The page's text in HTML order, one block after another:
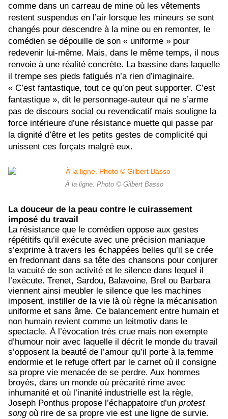
comme dans un carreau de mine où les vêtements
restent suspendus en l’air lorsque les mineurs se sont
changés pour descendre à la mine ou en remonter, le
comédien se dépouille de son « uniforme » pour
redevenir lui-même. Mais, dans le même temps, il nous
renvoie à une réalité concrète. La bassine dans laquelle
il trempe ses pieds fatigués n’a rien d’imaginaire.
« C’est fantastique, tout ce qu’on peut supporter. C’est
fantastique », dit le personnage-auteur qui ne s’arme
pas de discours social ou revendicatif mais souligne la
force intérieure d’une résistance muette qui passe par
la dignité d’être et les petits gestes de complicité qui
unissent ces forçats malgré eux.
À la ligne. Photo © Gilbert Basso
La douceur de la peau contre le cuirassement
imposé du travail
La résistance que le comédien oppose aux gestes
répétitifs qu’il exécute avec une précision maniaque
s’exprime à travers les échappées belles qu’il se crée
en fredonnant dans sa tête des chansons pour conjurer
la vacuité de son activité et le silence dans lequel il
l’exécute. Trenet, Sardou, Balavoine, Brel ou Barbara
viennent ainsi meubler le silence que les machines
imposent, instiller de la vie là où règne la mécanisation
uniforme et sans âme. Ce balancement entre humain et
non humain revient comme un leitmotiv dans le
spectacle. À l’évocation très crue mais non exempte
d’humour noir avec laquelle il décrit le monde du travail
s’opposent la beauté de l’amour qu’il porte à la femme
endormie et le refuge offert par le carnet où il consigne
sa propre vie menacée de se perdre. Aux hommes
broyés, dans un monde où précarité rime avec
inhumanité et où l’inanité industrielle est la règle,
Joseph Ponthus propose l’échappatoire d’un protest
songoù rire de sa propre vie est une ligne de survie.